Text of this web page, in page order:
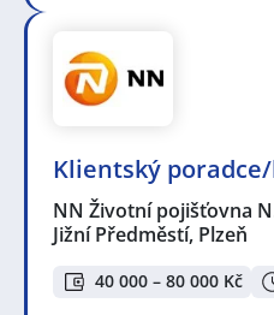
Klientský
NN Životní pojišťovna
Jižní Předměstí, Plzeň
40 000 – 80 000 Kč